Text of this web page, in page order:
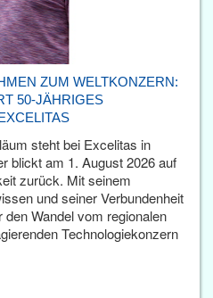
ZUM WELTKONZERN:
50-JÄHRIGES
steht bei Excelitas in
blickt am 1. August 2026 auf
zurück. Mit seinem
und seiner Verbundenheit
Wandel vom regionalen
Technologiekonzern